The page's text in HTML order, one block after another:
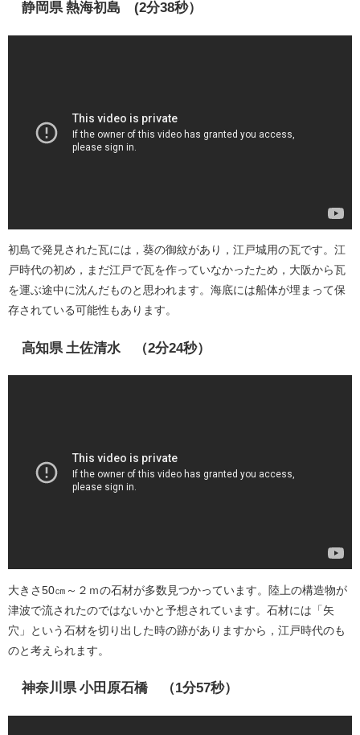
静岡県 熱海初島 (2分38秒）
初島で発見された瓦には，葵の御紋があり，江戸城用の瓦です。江
戸時代の初め，まだ江戸で瓦を作っていなかったため，大阪から瓦
を運ぶ途中に沈んだものと思われます。海底には船体が埋まって保
存されている可能性もあります。
高知県 土佐清水 （2分24秒）
大きさ50㎝～２ｍの石材が多数見つかっています。陸上の構造物が
津波で流されたのではないかと予想されています。石材には「矢
穴」という石材を切り出した時の跡がありますから，江戸時代のも
のと考えられます。
神奈川県 小田原石橋 （1分57秒）